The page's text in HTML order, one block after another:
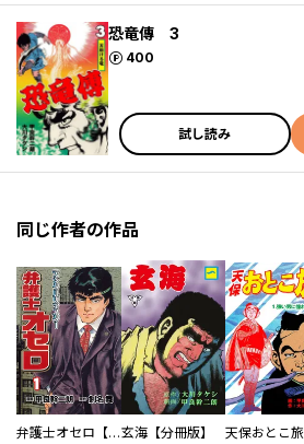
恐竜傳 3
400
ポイント
試し読み
同じ作者の作品
弁護士オセロ【デジタルリマスター】玄海【分冊版】 天保おとこ旅